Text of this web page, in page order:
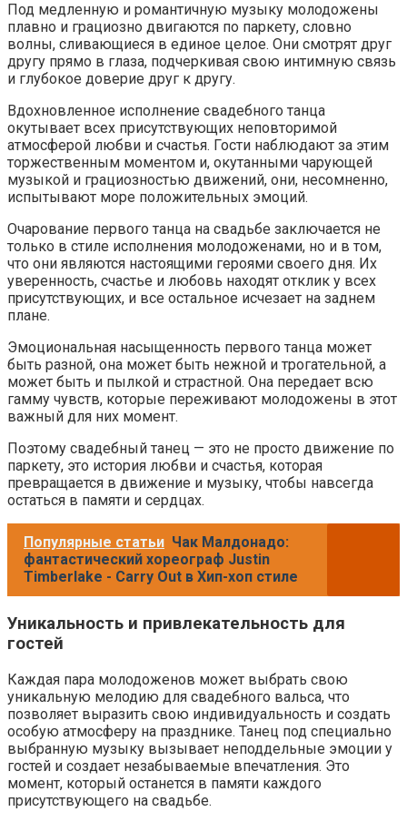
Под медленную и романтичную музыку молодожены
плавно и грациозно двигаются по паркету, словно
волны, сливающиеся в единое целое. Они смотрят друг
другу прямо в глаза, подчеркивая свою интимную связь
и глубокое доверие друг к другу.
Вдохновленное исполнение свадебного танца
окутывает всех присутствующих неповторимой
атмосферой любви и счастья. Гости наблюдают за этим
торжественным моментом и, окутанными чарующей
музыкой и грациозностью движений, они, несомненно,
испытывают море положительных эмоций.
Очарование первого танца на свадьбе заключается не
только в стиле исполнения молодоженами, но и в том,
что они являются настоящими героями своего дня. Их
уверенность, счастье и любовь находят отклик у всех
присутствующих, и все остальное исчезает на заднем
плане.
Эмоциональная насыщенность первого танца может
быть разной, она может быть нежной и трогательной, а
может быть и пылкой и страстной. Она передает всю
гамму чувств, которые переживают молодожены в этот
важный для них момент.
Поэтому свадебный танец — это не просто движение по
паркету, это история любви и счастья, которая
превращается в движение и музыку, чтобы навсегда
остаться в памяти и сердцах.
Популярные статьи Чак Малдонадо:
фантастический хореограф Justin
Timberlake - Carry Out в Хип-хоп стиле
Уникальность и привлекательность для
гостей
Каждая пара молодоженов может выбрать свою
уникальную мелодию для свадебного вальса, что
позволяет выразить свою индивидуальность и создать
особую атмосферу на празднике. Танец под специально
выбранную музыку вызывает неподдельные эмоции у
гостей и создает незабываемые впечатления. Это
момент, который останется в памяти каждого
присутствующего на свадьбе.